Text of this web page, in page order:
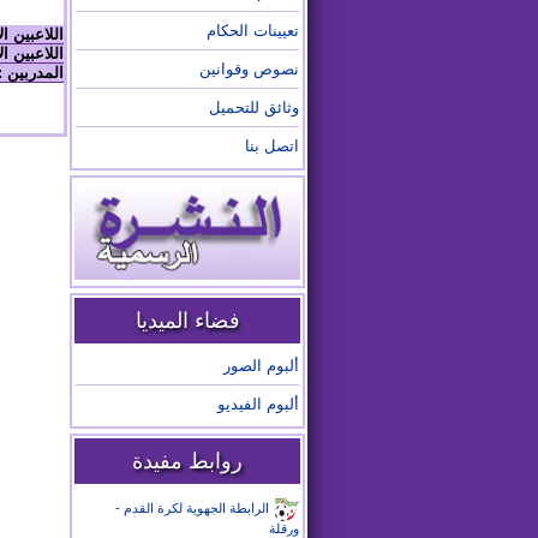
تعيينات الحكام
نصوص وقوانين
وثائق للتحميل
اتصل بنا
فضاء الميديا
ألبوم الصور
ألبوم الفيديو
روابط مفيدة
الرابطة الجهوية لكرة القدم -
ورقلة
اللاعبين
اللاعبين
المدربين :